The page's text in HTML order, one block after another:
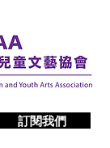
訂閱我們